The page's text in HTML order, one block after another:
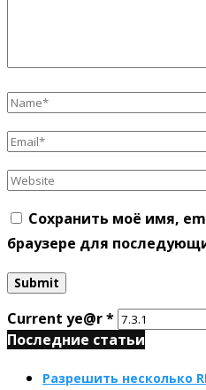
Сохранить моё имя,
браузере для
Current ye@r*
Последние статьи
Разрешить несколько